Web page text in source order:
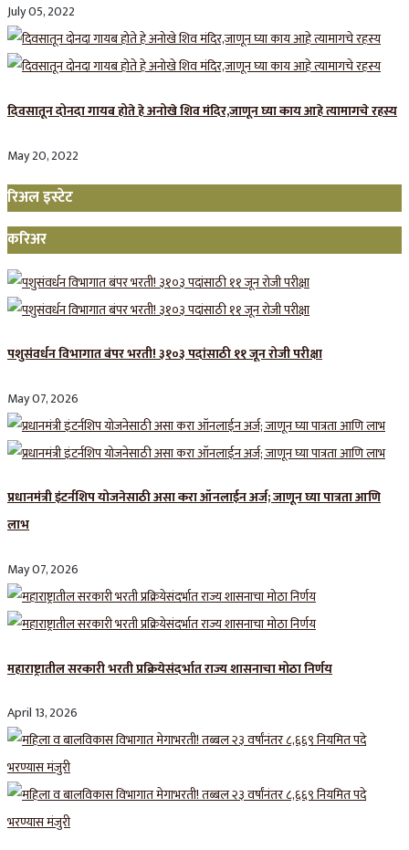
July 05, 2022
दिवसातून दोनदा गायब होते हे अनोखे शिव मंदिर,जाणून घ्या काय आहे त्यामागचे रहस्य
May 20, 2022
रिअल इस्टेट
करिअर
पशुसंवर्धन विभागात बंपर भरती! ३१०३ पदांसाठी ११ जून रोजी परीक्षा
May 07, 2026
प्रधानमंत्री इंटर्नशिप योजनेसाठी असा करा ऑनलाईन अर्ज; जाणून घ्या पात्रता आणि
लाभ
May 07, 2026
महाराष्ट्रातील सरकारी भरती प्रक्रियेसंदर्भात राज्य शासनाचा मोठा निर्णय
April 13, 2026